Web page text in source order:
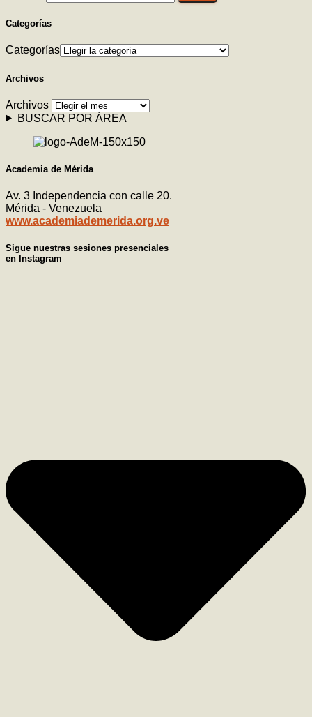
Categorías
Categorías
Archivos
Archivos
BUSCAR POR ÁREA
Academia de Mérida
Av. 3 Independencia con calle 20.
Mérida - Venezuela
www.academiademerida.org.ve
Sigue nuestras sesiones presenciales
en Instagram